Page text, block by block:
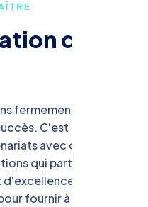
ÎTR E
ation q
fermement que la
C'est pourquoi
avec des
qui partagent
fournir à nos